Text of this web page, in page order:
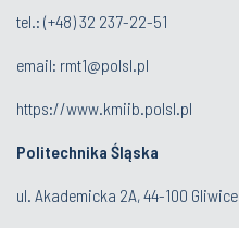
tel.: (+48) 32 237-22-51
email: rmt1@polsl.pl
https://www.kmiib.polsl.pl
Politechnika Śląska
ul. Akademicka 2A, 44-100 Gliwice